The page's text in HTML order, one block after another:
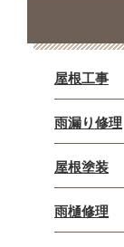
屋根工事
雨漏り修理
屋根塗装
雨樋修理